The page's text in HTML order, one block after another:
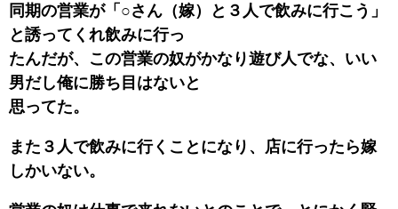
同期の営業が「○さん（嫁）と３人で飲みに行こう」
と誘ってくれ飲みに行っ
たんだが、この営業の奴がかなり遊び人でな、いい
男だし俺に勝ち目はないと
思ってた。
また３人で飲みに行くことになり、店に行ったら嫁
しかいない。